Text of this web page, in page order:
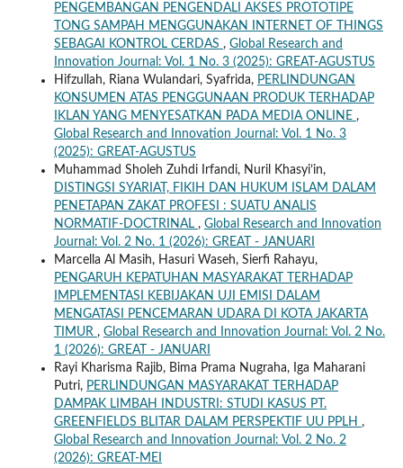
PENGEMBANGAN PENGENDALI AKSES PROTOTIPE
TONG SAMPAH MENGGUNAKAN INTERNET OF THINGS
SEBAGAI KONTROL CERDAS , Global Research and
Innovation Journal: Vol. 1 No. 3 (2025): GREAT-AGUSTUS
Hifzullah, Riana Wulandari, Syafrida, PERLINDUNGAN
KONSUMEN ATAS PENGGUNAAN PRODUK TERHADAP
IKLAN YANG MENYESATKAN PADA MEDIA ONLINE ,
Global Research and Innovation Journal: Vol. 1 No. 3
(2025): GREAT-AGUSTUS
Muhammad Sholeh Zuhdi Irfandi, Nuril Khasyi’in,
DISTINGSI SYARIAT, FIKIH DAN HUKUM ISLAM DALAM
PENETAPAN ZAKAT PROFESI : SUATU ANALIS
NORMATIF-DOCTRINAL , Global Research and Innovation
Journal: Vol. 2 No. 1 (2026): GREAT - JANUARI
Marcella Al Masih, Hasuri Waseh, Sierfi Rahayu,
PENGARUH KEPATUHAN MASYARAKAT TERHADAP
IMPLEMENTASI KEBIJAKAN UJI EMISI DALAM
MENGATASI PENCEMARAN UDARA DI KOTA JAKARTA
TIMUR , Global Research and Innovation Journal: Vol. 2 No.
1 (2026): GREAT - JANUARI
Rayi Kharisma Rajib, Bima Prama Nugraha, Iga Maharani
Putri, PERLINDUNGAN MASYARAKAT TERHADAP
DAMPAK LIMBAH INDUSTRI: STUDI KASUS PT.
GREENFIELDS BLITAR DALAM PERSPEKTIF UU PPLH ,
Global Research and Innovation Journal: Vol. 2 No. 2
(2026): GREAT-MEI